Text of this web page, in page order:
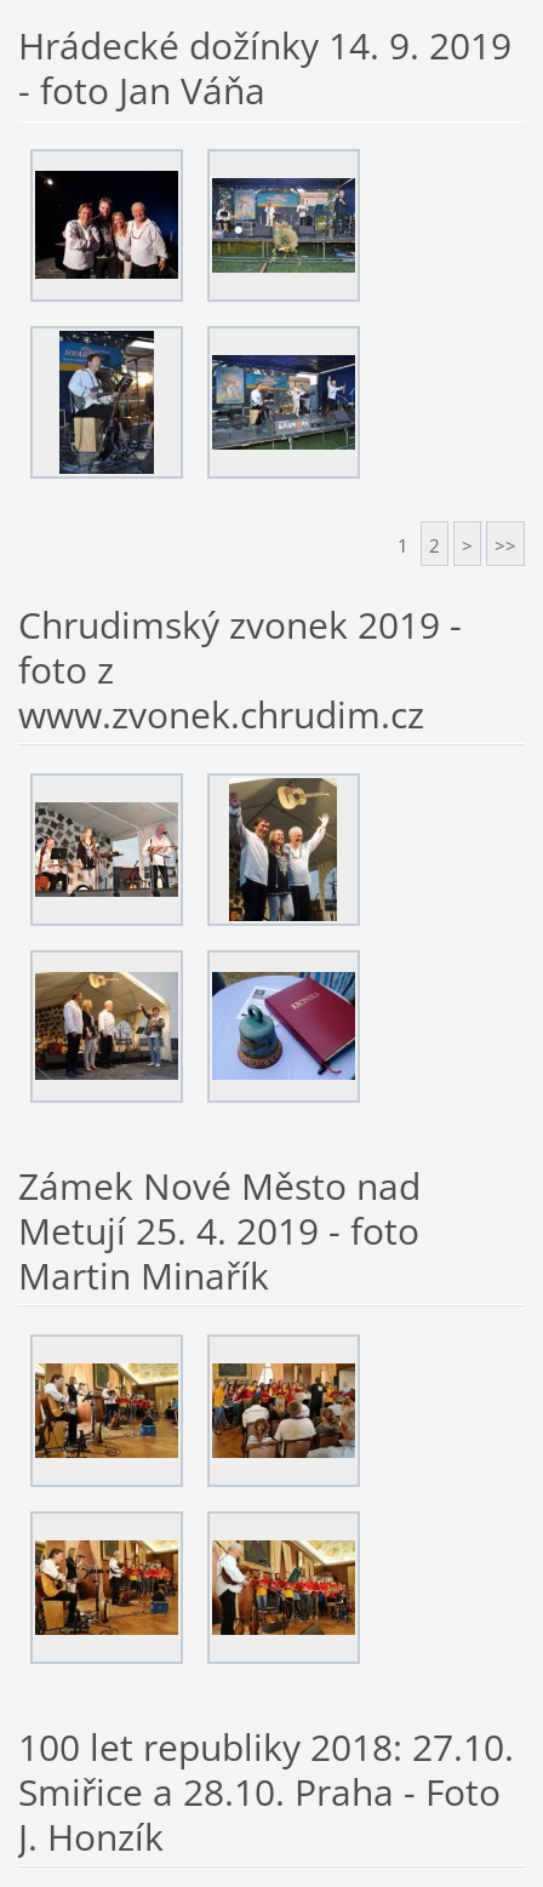
Hrádecké dožínky 14. 9. 2019
- foto Jan Váňa
1 2 > >>
Chrudimský zvonek 2019 -
foto z
www.zvonek.chrudim.cz
Zámek Nové Město nad
Metují 25. 4. 2019 - foto
Martin Minařík
100 let republiky 2018: 27.10.
Smiřice a 28.10. Praha - Foto
J. Honzík